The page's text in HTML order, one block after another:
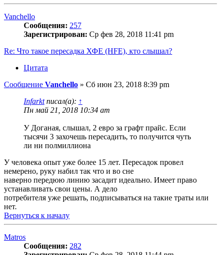
Vanchello
Сообщения: 257
Зарегистрирован: Ср фев 28, 2018 11:41 pm
Re: Что такое пересадка ХФЕ (HFE), кто слышал?
Цитата
Сообщение Vanchello » Сб июн 23, 2018 8:39 pm
Infarktписал(а): ↑
Пн май 21, 2018 10:34 am
У Доганая, слышал, 2 евро за графт прайс. Если
тысячи 3 захочешь пересадить, то получится чуть
ли ни полмиллиона
У человека опыт уже более 15 лет. Пересадок провел
немерено, руку набил так что и во сне
наверно передюю линию засадит идеально. Имеет право
устанавливать свои цены. А дело
потребителя уже решать, подписываться на такие траты или
нет.
Вернуться к началу
Matros
Сообщения: 282